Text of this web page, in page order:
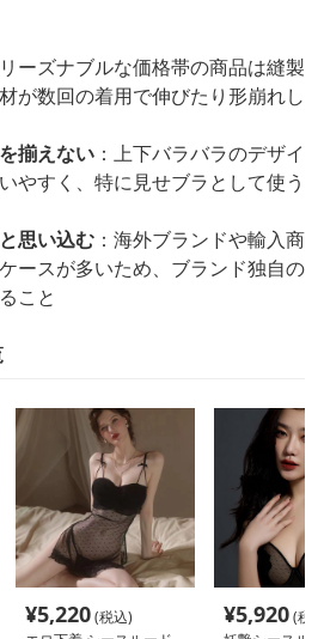
リーズナブルな価格帯の商品は縫製
が数回の着用で伸びたり形崩れし
揃えない ：上下バラバラのデザイ
やすく、特に見せブラとして使う
思い込む ：海外ブランドや輸入商
ースが多いため、ブランド独自の
こと
¥5,220(税込)
¥5,920(税